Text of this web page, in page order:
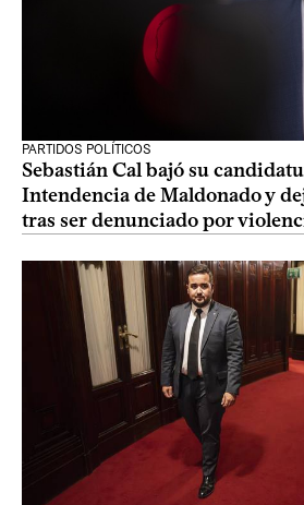
PARTIDOS POLÍTICOS
Sebastián Cal bajó su
Intendencia de Maldonado y
tras ser denunciado por